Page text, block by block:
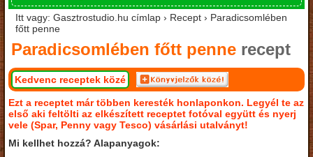
Itt vagy: Gasztrostudio.hu címlap › Recept › Paradicsomlében
főtt penne
Paradicsomlében főtt penne recept
Kedvenc receptek közé
Ezt a receptet már többen keresték honlaponkon. Legyél te az
első aki feltölti az elkészített receptet fotóval együtt és nyerj
vele (Spar, Penny vagy Tesco) vásárlási utalványt!
Mi kellhet hozzá? Alapanyagok: